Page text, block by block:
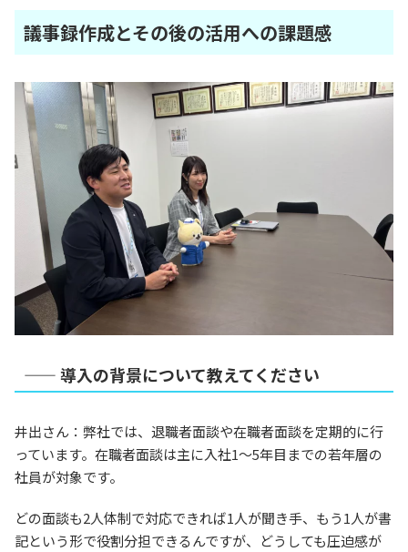
議事録作成とその後の活用への課題感
—— 導入の背景について教えてください
井出さん：弊社では、退職者面談や在職者面談を定期的に行
っています。在職者面談は主に入社1〜5年目までの若年層の
社員が対象です。
どの面談も2人体制で対応できれば1人が聞き手、もう1人が書
記という形で役割分担できるんですが、どうしても圧迫感が